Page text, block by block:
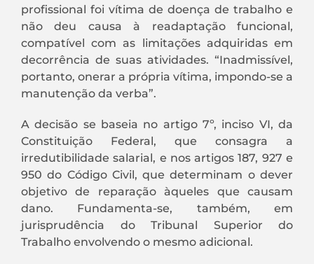
profissional foi vítima de doença de trabalho e
não deu causa à readaptação funcional,
compatível com as limitações adquiridas em
decorrência de suas atividades. “Inadmissível,
portanto, onerar a própria vítima, impondo-se a
manutenção da verba”.
A decisão se baseia no artigo 7º, inciso VI, da
Constituição Federal, que consagra a
irredutibilidade salarial, e nos artigos 187, 927 e
950 do Código Civil, que determinam o dever
objetivo de reparação àqueles que causam
dano. Fundamenta-se, também, em
jurisprudência do Tribunal Superior do
Trabalho envolvendo o mesmo adicional.